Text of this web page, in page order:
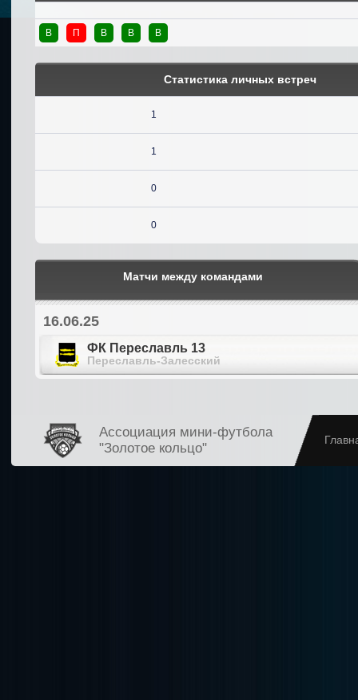
В П В В В
Статистика личных встреч
1
1
0
0
Матчи между командами
16.06.25
ФК Переславль 13
Переславль-Залесский
Ассоциация мини-футбола
"Золотое кольцо"